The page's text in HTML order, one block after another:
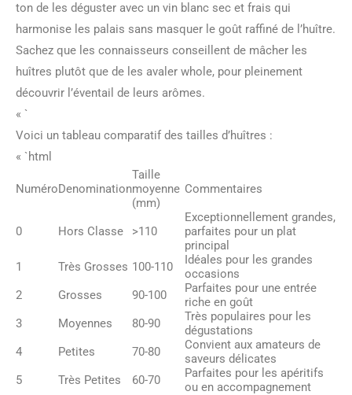
ton de les déguster avec un vin blanc sec et frais qui
harmonise les palais sans masquer le goût raffiné de l’huître.
Sachez que les connaisseurs conseillent de mâcher les
huîtres plutôt que de les avaler whole, pour pleinement
découvrir l’éventail de leurs arômes.
« `
Voici un tableau comparatif des tailles d’huîtres :
« `html
NuméroDenomination
Taille
moyenne
(mm)
Commentaires
0 Hors Classe >110
Exceptionnellement grandes,
parfaites pour un plat
principal
1
Très Grosses 100-110
Idéales pour les grandes
occasions
2
Grosses 90-100
Parfaites pour une entrée
riche en goût
3
Moyennes 80-90
Très populaires pour les
dégustations
4
Petites 70-80
Convient aux amateurs de
saveurs délicates
5
Très Petites 60-70
Parfaites pour les apéritifs
ou en accompagnement